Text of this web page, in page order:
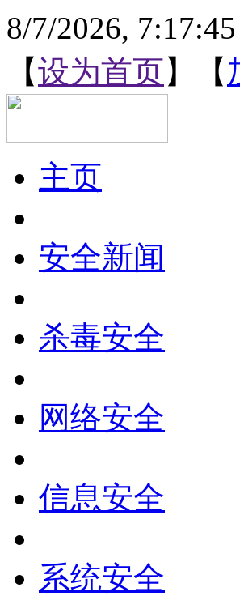
8/7/2026,
【设为首页】【
主页
安全新闻
杀毒安全
网络安全
信息安全
系统安全